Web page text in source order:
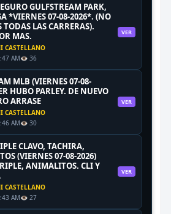
GULFSTREAM PARK,
*VIERNES 07-08-2026*. (NO
TODAS LAS CARRERAS).
MAS.
CASTELLANO
AM👁️ 36
VER
MLB (VIERNES 07-08-
HUBO PARLEY. DE NUEVO
ARRASE
CASTELLANO
AM👁️ 30
VER
CLAVO, TACHIRA,
(VIERNES 07-08-2026)
ANIMALITOS. CLI Y
CASTELLANO
AM👁️ 27
VER